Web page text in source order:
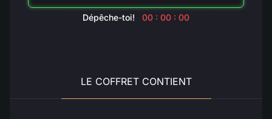
Dépêche-toi! 00 : 00 : 00
LE COFFRET CONTIENT